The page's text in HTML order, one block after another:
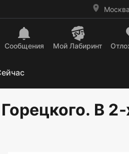
Москва
Сообщения Mой Лабиринт
В